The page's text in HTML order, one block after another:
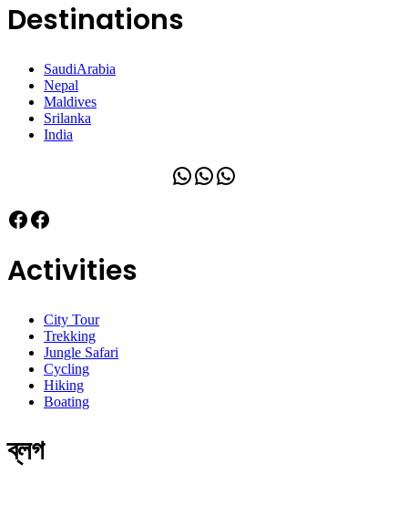
Destinations
SaudiArabia
Nepal
Maldives
Srilanka
India
WhatsApp
WhatsApp
WhatsApp
Facebook
Facebook
Activities
City Tour
Trekking
Jungle Safari
Cycling
Hiking
Boating
ব্লগ